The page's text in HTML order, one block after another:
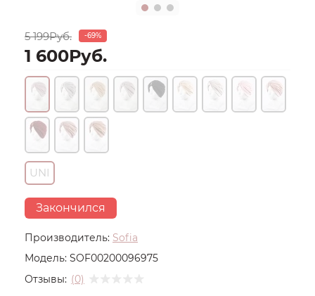
Производитель: Sofia
Модель: SOF00200096975
Отзывы: (0)
5 199Руб. -69%
1 600Руб.
UNI
Закончился